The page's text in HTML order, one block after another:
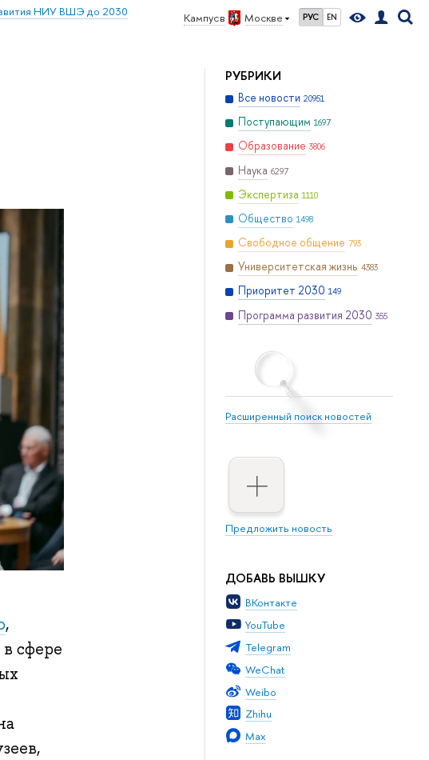
Кампус в Москве РУС EN
НИУ ВШЭ до 2030
РУБРИКИ
Все новости 20951
Поступающим 1697
Образование 3806
Наука 6297
Экспертиза 1110
Общество 1498
Свободное общение 793
Университетская жизнь 4383
Приоритет 2030 149
Программа развития 2030 355
Расширенный поиск новостей
Предложить новость
ДОБАВЬ ВЫШКУ
ВКонтакте
YouTube
Telegram
WeChat
Weibo
Zhihu
Max
,
сфере